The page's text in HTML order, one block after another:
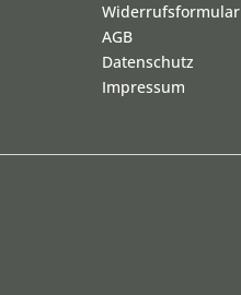
Widerrufsformular
AGB
Datenschutz
Impressum